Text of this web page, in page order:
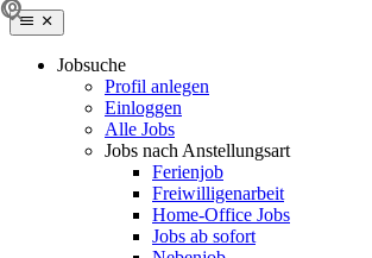
Jobsuche
Profil anlegen
Einloggen
Alle Jobs
Jobs nach Anstellungsart
Ferienjob
Freiwilligenarbeit
Home-Office Jobs
Jobs ab sofort